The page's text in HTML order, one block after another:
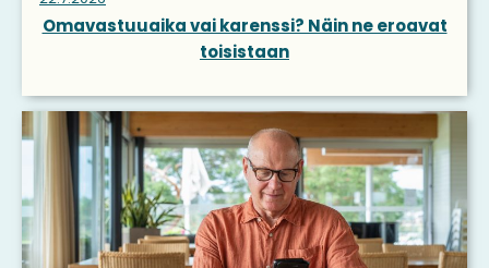
Omavastuuaika vai karenssi? Näin ne eroavat
toisistaan